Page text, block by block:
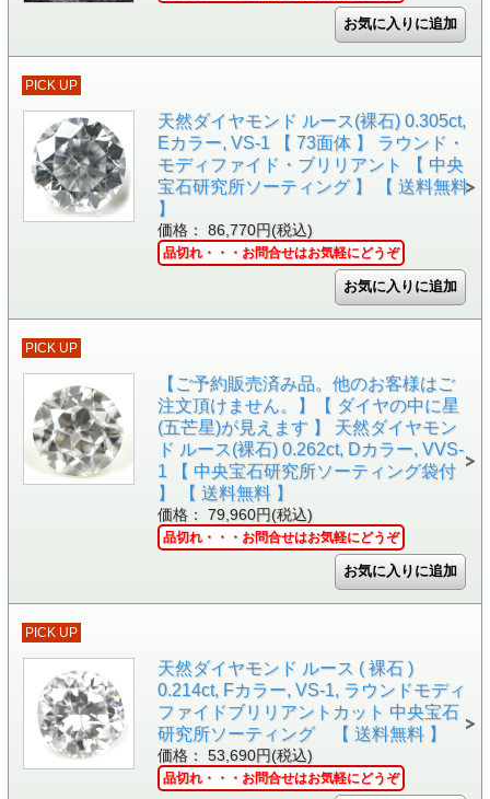
PICK UP
天然ダイヤモンド ルース(裸石) 0.305ct,
Eカラー, VS-1 【 73面体 】 ラウンド・
モディファイド・ブリリアント 【 中央
宝石研究所ソーティング 】 【 送料無料
】
価格： 86,770円(税込)
品切れ・・・お問合せはお気軽にどうぞ
PICK UP
【ご予約販売済み品。他のお客様はご
注文頂けません。】【 ダイヤの中に星
(五芒星)が見えます 】 天然ダイヤモン
ド ルース(裸石) 0.262ct, Dカラー, VVS-
1 【 中央宝石研究所ソーティング袋付
】 【 送料無料 】
価格： 79,960円(税込)
品切れ・・・お問合せはお気軽にどうぞ
PICK UP
天然ダイヤモンド ルース ( 裸石 )
0.214ct, Fカラー, VS-1, ラウンドモディ
ファイドブリリアントカット 中央宝石
研究所ソーティング 【 送料無料 】
価格： 53,690円(税込)
品切れ・・・お問合せはお気軽にどうぞ